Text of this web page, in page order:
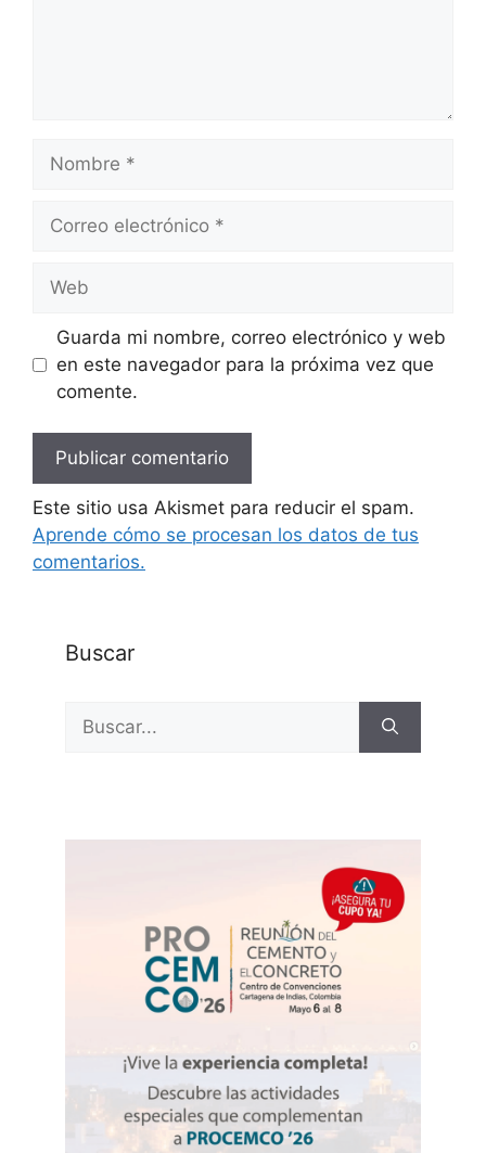
electrónico
Guarda mi nombre, correo electrónico y web
en este navegador para la próxima vez que
comente.
Este sitio usa Akismet para reducir el spam.
Aprende cómo se procesan los datos de tus
comentarios.
Buscar